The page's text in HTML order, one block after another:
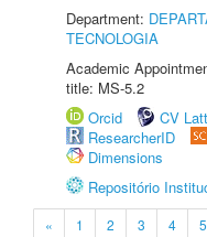
Department:
TECNOLOGIA
Academic
title: MS-5.2
Orcid
CV
ResearcherID
Dimensions
Repositório
« 1 2 3 4 5